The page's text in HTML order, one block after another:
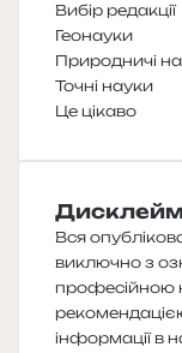
Вибір редакції
Геонауки
Природничі
Точні науки
Це цікаво
Вся
виключно з
професійною
інформації в